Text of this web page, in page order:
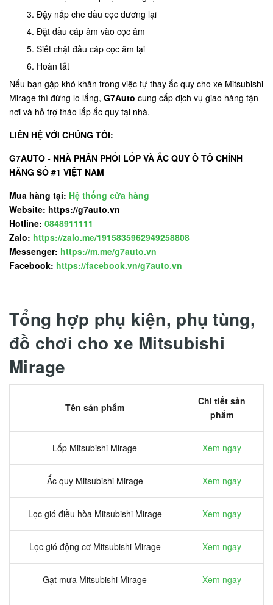
Đậy nắp che đầu cọc dương lại
Đặt đầu cáp âm vào cọc âm
Siết chặt đầu cáp cọc âm lại
Hoàn tất
Nếu bạn gặp khó khăn trong việc tự thay ắc quy cho xe Mitsubishi
Mirage thì đừng lo lắng, G7Auto cung cấp dịch vụ giao hàng tận
nơi và hỗ trợ tháo lắp ắc quy tại nhà.
LIÊN HỆ VỚI CHÚNG TÔI:
G7AUTO - NHÀ PHÂN PHỐI LỐP VÀ ẮC QUY Ô TÔ CHÍNH
HÃNG SỐ #1 VIỆT NAM
Mua hàng tại: Hệ thống cửa hàng
Website: https://g7auto.vn
Hotline: 0848911111
Zalo: https://zalo.me/1915835962949258808
Messenger: https://m.me/g7auto.vn
Facebook: https://facebook.vn/g7auto.vn
Tổng hợp phụ kiện, phụ tùng,
đồ chơi cho xe Mitsubishi
Mirage
Tên sản phẩm
Chi tiết sản
phẩm
Lốp Mitsubishi Mirage Xem ngay
Ắc quy Mitsubishi Mirage Xem ngay
Lọc gió điều hòa Mitsubishi Mirage Xem ngay
Lọc gió động cơ Mitsubishi Mirage Xem ngay
Gạt mưa Mitsubishi Mirage Xem ngay